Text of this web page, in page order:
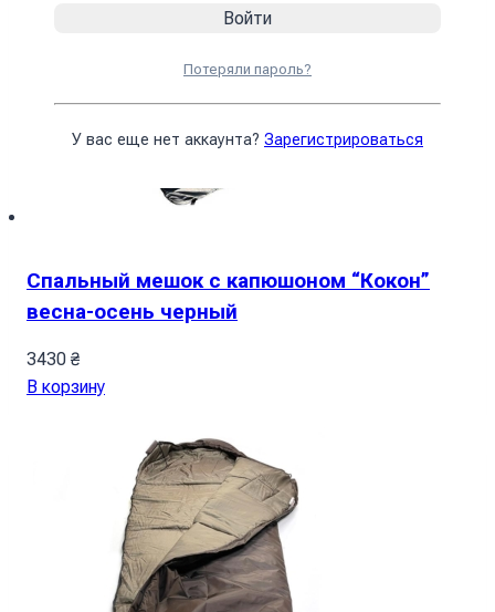
Спальный мешок с капюшоном “Кокон”
весна-осень черный
3430 ₴
В корзину
Потеряли пароль?
У вас еще нет аккаунта? Зарегистрироваться